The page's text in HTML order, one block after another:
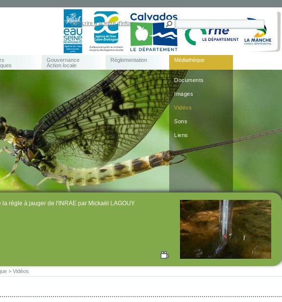
s'inscrire à la lettre d'infos
Gouvernance
Action locale
Réglementation Médiathèque
Documents
Images
Vidéos
Sons
Liens
la règle à jauger de l'INRAE par Mickaël LAGOUY
> Vidéos